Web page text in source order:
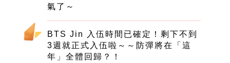
氣了～
BTS Jin 入伍時間已確定！剩下不到
3週就正式入伍啦～～防彈將在「這
年」全體回歸？！